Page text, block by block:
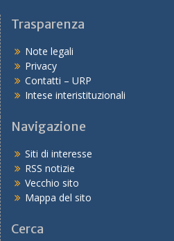
Trasparenza
Note legali
Privacy
Contatti – URP
Intese interistituzionali
Navigazione
Siti di interesse
RSS notizie
Vecchio sito
Mappa del sito
Cerca